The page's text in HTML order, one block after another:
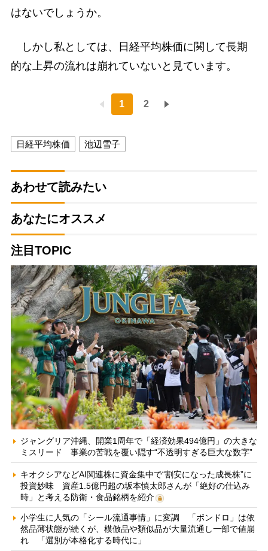
はないでしょうか。
しかし私としては、日経平均株価に関して長期
的な上昇の流れは崩れていないと見ています。
1 2
日経平均株価 池辺雪子
あわせて読みたい
あなたにオススメ
注目TOPIC
ジャングリア沖縄、開業1周年で「経済効果494億円」の大きな
ミスリード 事業の苦戦を覆い隠す“不透明すぎる巨大な数字”
キオクシアなどAI関連株に資金集中で“割安になった成長株”に
投資妙味 資産1.5億円超の坂本慎太郎さんが「絶好の仕込み
時」と考える防衛・食品銘柄を紹介
小学生に人気の「シール流通事情」に変調 「ボンドロ」は依
然品薄状態が続くが、模倣品や類似品が大量流通し一部で値崩
れ 「選別が本格化する時代に」